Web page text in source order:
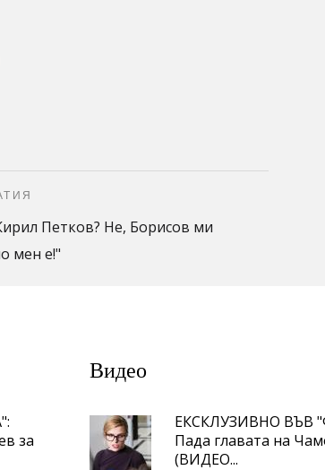
Петков? Не, Борисов ми
мен е!"
за
Видео
ЕКСКЛУЗИВНО ВЪВ
Пада главата на
(ВИДЕО...